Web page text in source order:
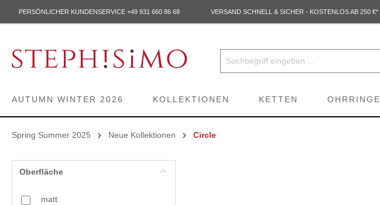
PERSÖNLICHER KUNDENSERVICE +49 931 660 86 68 VERSAND SCHNELL & SICHER - KOSTENLOS AB 250 €*
AUTUMN WINTER 2026 KOLLEKTIONEN KETTEN OHRRINGE
Spring Summer 2025 Neue Kollektionen Circle
Oberfläche
matt